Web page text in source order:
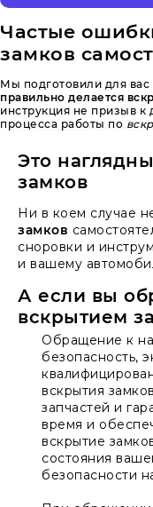
Частые
замков
Мы подготовили для
правильно делается
инструкция не призыв
процесса работы по
Это
замков
Ни в коем случае
замков
сноровки и
и вашему
А если вы
вскрытием
Обращение к
безопасность,
вскрытия
запчастей и
время и
вскрытие
состояния
безопасности